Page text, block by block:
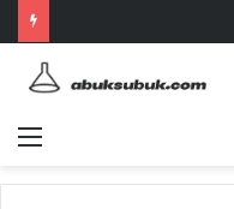
Menü